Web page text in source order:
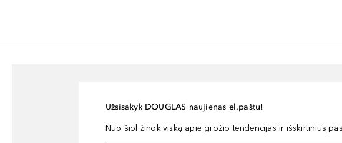
Užsisakyk DOUGLAS naujienas el.paštu!
Nuo šiol žinok viską apie grožio tendencijas ir išskirtinius